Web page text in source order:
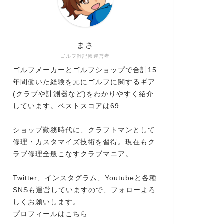
ゴルフ雑記帳運営者
まさ
ゴルフメーカーとゴルフショップで合計15
年間働いた経験を元にゴルフに関するギア
(クラブや計測器など)をわかりやすく紹介
しています。ベストスコアは69
ショップ勤務時代に、クラフトマンとして
修理・カスタマイズ技術を習得。現在もク
ラブ修理全般こなすクラブマニア。
Twitter、インスタグラム、Youtubeと各種
SNSも運営していますので、フォローよろ
しくお願いします。
プロフィールはこちら